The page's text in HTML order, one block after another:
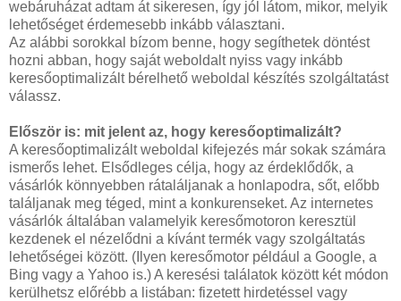
webáruházat adtam át sikeresen, így jól látom, mikor, melyik
lehetőséget érdemesebb inkább választani.
Az alábbi sorokkal bízom benne, hogy segíthetek döntést
hozni abban, hogy saját weboldalt nyiss vagy inkább
keresőoptimalizált bérelhető weboldal készítés szolgáltatást
válassz.
Először is: mit jelent az, hogy keresőoptimalizált?
A keresőoptimalizált weboldal kifejezés már sokak számára
ismerős lehet. Elsődleges célja, hogy az érdeklődők, a
vásárlók könnyebben rátaláljanak a honlapodra, sőt, előbb
találjanak meg téged, mint a konkurenseket. Az internetes
vásárlók általában valamelyik keresőmotoron keresztül
kezdenek el nézelődni a kívánt termék vagy szolgáltatás
lehetőségei között. (Ilyen keresőmotor például a Google, a
Bing vagy a Yahoo is.) A keresési találatok között két módon
kerülhetsz előrébb a listában: fizetett hirdetéssel vagy